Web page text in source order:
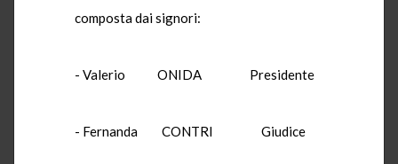
composta dai signori:
- Valerio ONIDA Presidente
- Fernanda CONTRI Giudice